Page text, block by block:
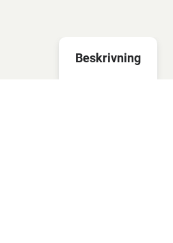
Beskrivning